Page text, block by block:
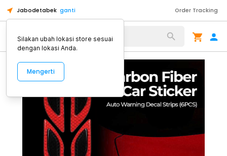
Jabodetabek ganti Order Tracking
Alat Kopi
Silakan ubah lokasi store sesuai
dengan lokasi Anda.
Mengerti